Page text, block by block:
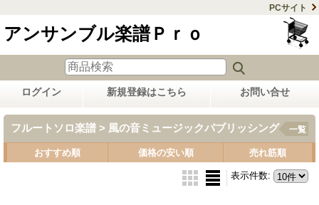
PCサイト
アンサンブル楽譜Ｐｒｏ
ログイン 新規登録はこちら お問い合せ
フルートソロ楽譜 > 風の音ミュージックパブリッシング 一覧
おすすめ順 価格の安い順 売れ筋順
表示件数: